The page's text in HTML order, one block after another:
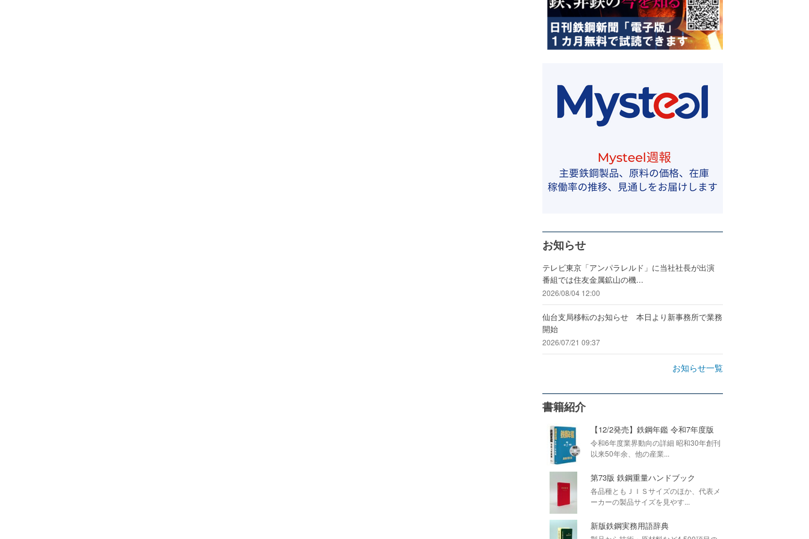
お知らせ
テレビ東京「アンパラレルド」に当社社長が出演
番組では住友金属鉱山の機...
2026/08/04 12:00
仙台支局移転のお知らせ 本日より新事務所で業務
開始
2026/07/21 09:37
お知らせ一覧
書籍紹介
【12/2発売】鉄鋼年鑑 令和7年度版
令和6年度業界動向の詳細 昭和30年創刊
以来50年余、他の産業...
第73版 鉄鋼重量ハンドブック
各品種ともＪＩＳサイズのほか、代表メ
ーカーの製品サイズを見やす...
新版鉄鋼実務用語辞典